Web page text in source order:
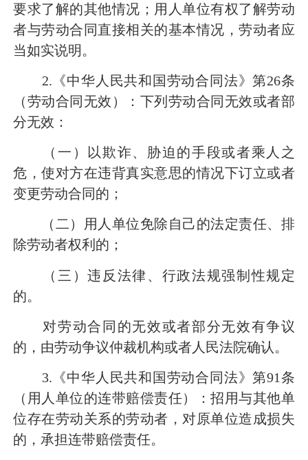
要求了解的其他情况；用人单位有权了解劳动
者与劳动合同直接相关的基本情况，劳动者应
当如实说明。
2.《中华人民共和国劳动合同法》第26条
（劳动合同无效）：下列劳动合同无效或者部
分无效：
（一）以欺诈、胁迫的手段或者乘人之
危，使对方在违背真实意思的情况下订立或者
变更劳动合同的；
（二）用人单位免除自己的法定责任、排
除劳动者权利的；
（三）违反法律、行政法规强制性规定
的。
对劳动合同的无效或者部分无效有争议
的，由劳动争议仲裁机构或者人民法院确认。
3.《中华人民共和国劳动合同法》第91条
（用人单位的连带赔偿责任）：招用与其他单
位存在劳动关系的劳动者，对原单位造成损失
的，承担连带赔偿责任。